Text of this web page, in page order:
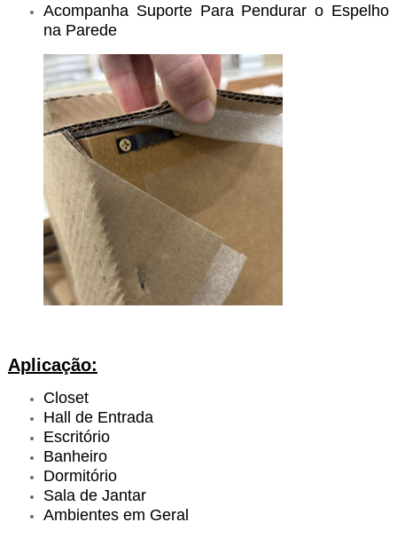
Acompanha Suporte Para Pendurar o Espelho
na Parede
Aplicação:
Closet
Hall de Entrada
Escritório
Banheiro
Dormitório
Sala de Jantar
Ambientes em Geral